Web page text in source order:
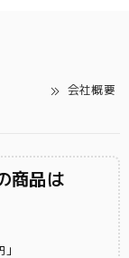
会社概要
商品は